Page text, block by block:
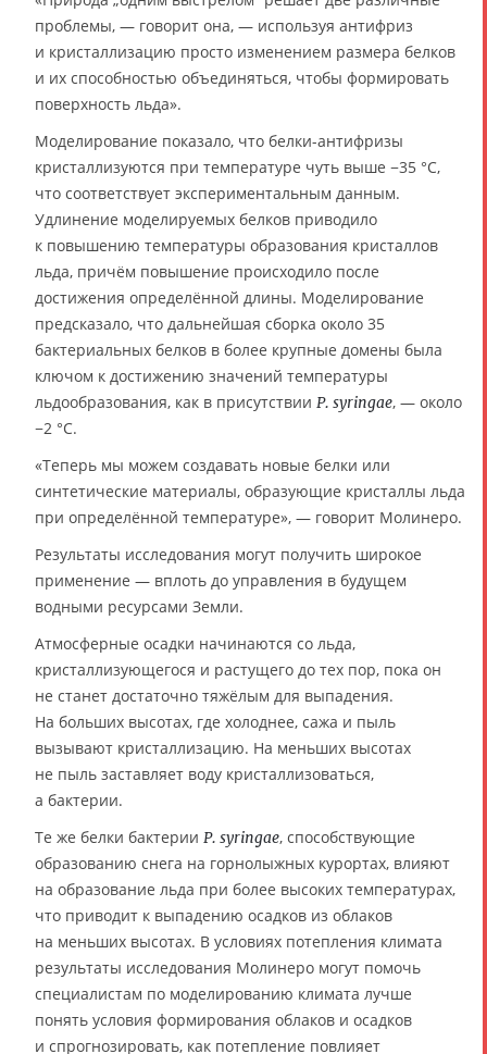
проблемы, — говорит она, — используя антифриз
и кристаллизацию просто изменением размера белков
и их способностью объединяться, чтобы формировать
поверхность льда».
Моделирование показало, что белки-антифризы
кристаллизуются при температуре чуть выше −35 °C,
что соответствует экспериментальным данным.
Удлинение моделируемых белков приводило
к повышению температуры образования кристаллов
льда, причём повышение происходило после
достижения определённой длины. Моделирование
предсказало, что дальнейшая сборка около 35
бактериальных белков в более крупные домены была
ключом к достижению значений температуры
льдообразования, как в присутствии P. syringae, — около
−2 °C.
«Теперь мы можем создавать новые белки или
синтетические материалы, образующие кристаллы льда
при определённой температуре», — говорит Молинеро.
Результаты исследования могут получить широкое
применение — вплоть до управления в будущем
водными ресурсами Земли.
Атмосферные осадки начинаются со льда,
кристаллизующегося и растущего до тех пор, пока он
не станет достаточно тяжёлым для выпадения.
На больших высотах, где холоднее, сажа и пыль
вызывают кристаллизацию. На меньших высотах
не пыль заставляет воду кристаллизоваться,
а бактерии.
Те же белки бактерии P. syringae, способствующие
образованию снега на горнолыжных курортах, влияют
на образование льда при более высоких температурах,
что приводит к выпадению осадков из облаков
на меньших высотах. В условиях потепления климата
результаты исследования Молинеро могут помочь
специалистам по моделированию климата лучше
понять условия формирования облаков и осадков
и спрогнозировать, как потепление повлияет